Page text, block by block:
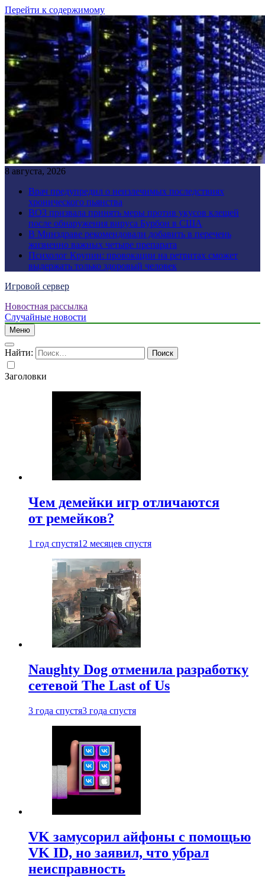
Перейти к содержимому
8 августа, 2026
Врач предупредил о неизлечимых последствиях
хронического пьянства
ВОЗ призвала принять меры против укусов клещей
после обнаружения вируса Бурбон в США
В Минздраве рекомендовали добавить в перечень
жизненно важных четыре препарата
Психолог Крупин: провокации на ретритах сможет
выдержать только здоровый человек
Игровой сервер
Новостная рассылка
Случайные новости
Меню
Найти:
Заголовки
Чем демейки игр отличаются
от ремейков?
1 год спустя12 месяцев спустя
Naughty Dog отменила разработку
сетевой The Last of Us
3 года спустя3 года спустя
VK замусорил айфоны с помощью
VK ID, но заявил, что убрал
неисправность